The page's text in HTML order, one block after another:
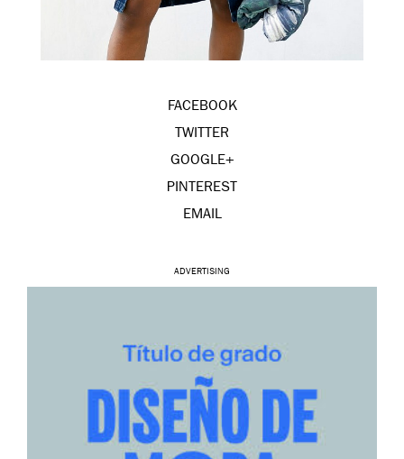
FACEBOOK
TWITTER
GOOGLE+
PINTEREST
EMAIL
ADVERTISING